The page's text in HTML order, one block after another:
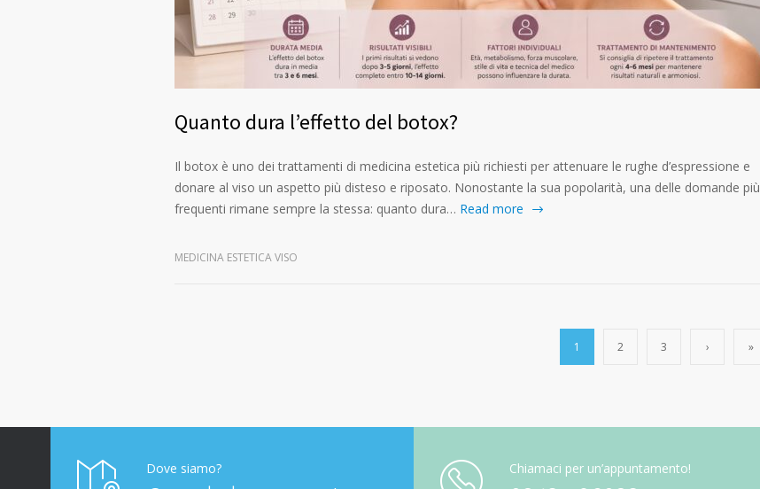
Quanto dura l’effetto del botox?
Il botox è uno dei trattamenti di medicina estetica più richiesti per attenuare le rughe d’espressione e
donare al viso un aspetto più disteso e riposato. Nonostante la sua popolarità, una delle domande più
frequenti rimane sempre la stessa: quanto dura… Read more
MEDICINA ESTETICA VISO
1 2 3 › »
Dove siamo? Chiamaci per un’appuntamento!